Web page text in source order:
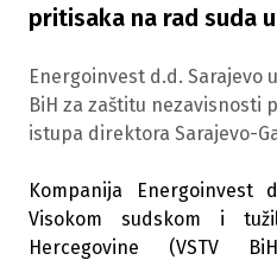
pritisaka na rad suda
Energoinvest d.d. Sarajevo
BiH za zaštitu nezavisnosti
istupa direktora Sarajevo-
Kompanija Energoinvest
Visokom sudskom i
Hercegovine (VSTV